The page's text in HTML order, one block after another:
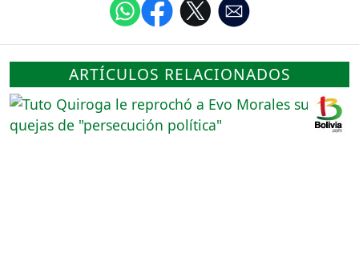
ARTÍCULOS RELACIONADOS